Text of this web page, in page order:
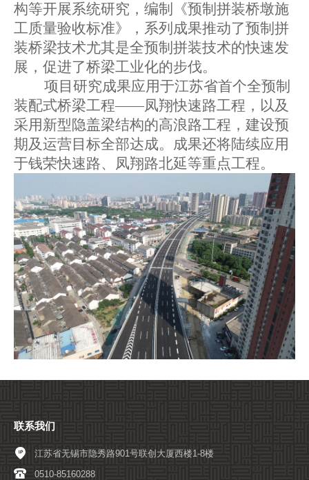
构等开展系统研究，编制《预制拼装桥墩施
工质量验收标准》，系列成果推动了预制拼
装桥梁技术尤其是全预制拼装技术的快速发
展，促进了桥梁工业化的步伐。
项目研究成果应用于江苏省首个全预制
装配式桥梁工程——凤翔快速路工程，以及
采用新型隐盖梁结构的高浪路工程，建设预
期及运营目标全部达成。成果还将陆续应用
于钱荣快速路、凤翔路北延等重点工程。
联系我们
江苏省无锡市隐秀路901号联创大厦西楼1-8楼
0510-85160288